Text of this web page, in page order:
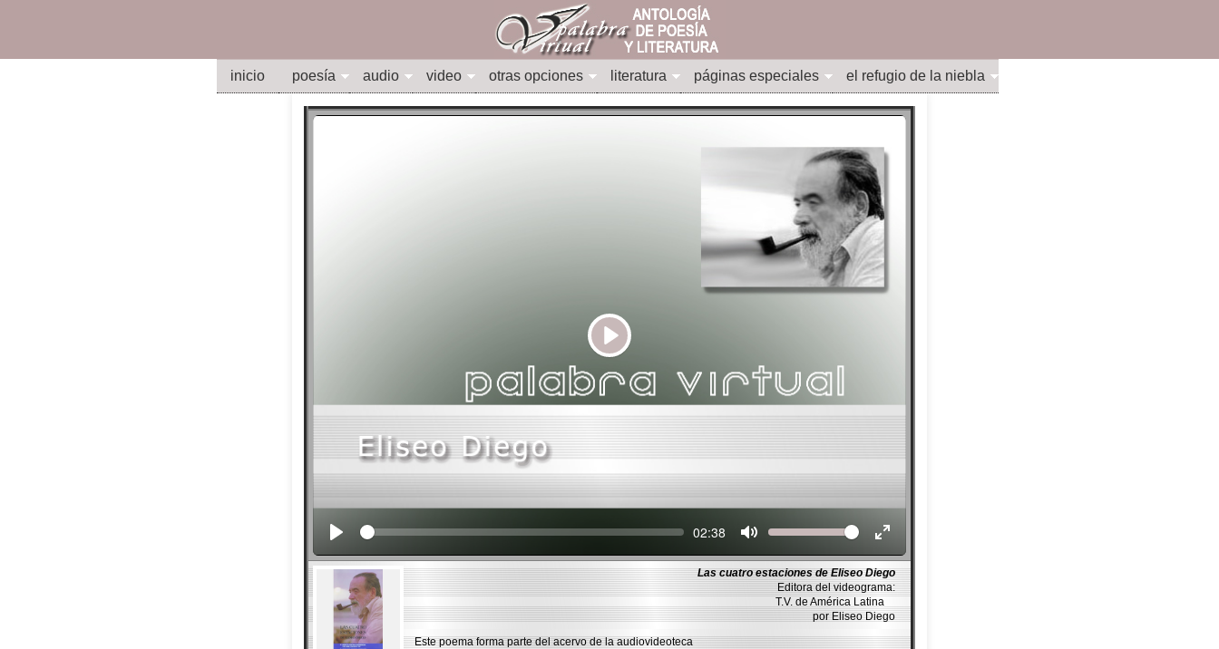
inicio poesía audio video otras opciones literatura páginas especiales el refugio de la niebla
Play
Seek Current
02:38 Volume
Las cuatro estaciones de Eliseo Diego
Editora del videograma:
T.V. de América Latina
por Eliseo Diego
Este poema forma parte del acervo de la audiovideoteca